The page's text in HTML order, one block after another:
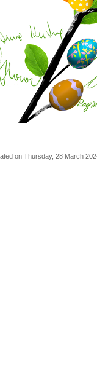
on Thursday, 28 March